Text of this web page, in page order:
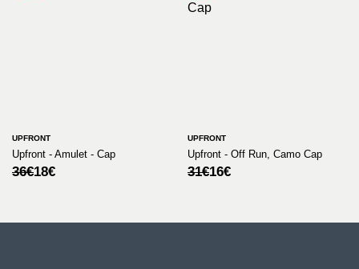
UPFRONT
Upfront - Amulet - Cap
36€
Ursprünglicher
18€
Aktueller
UPFRONT
Upfront - Off Run, Camo Cap
31€
Ursprünglicher
16€
Aktueller